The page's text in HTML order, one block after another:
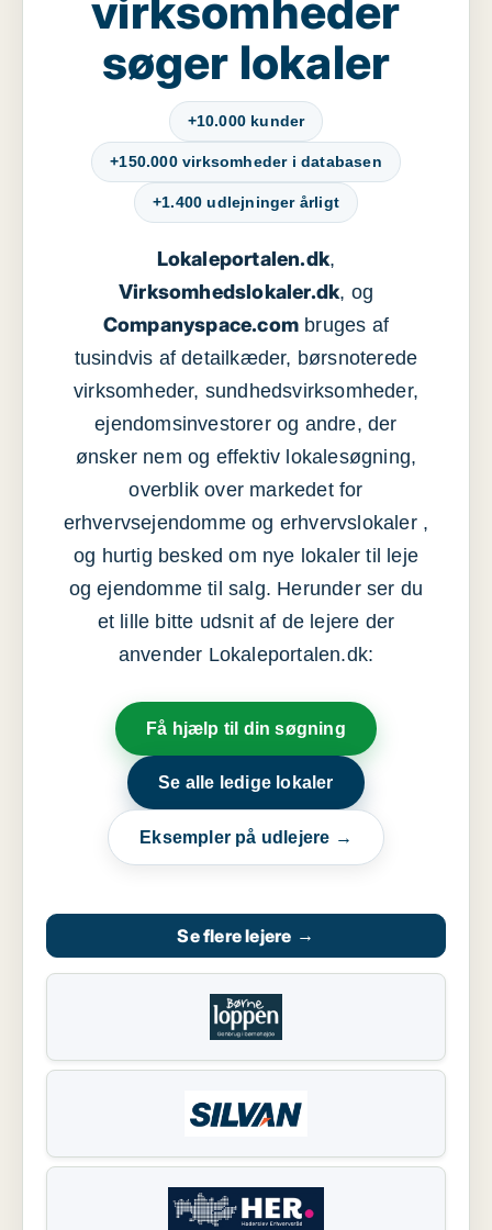
virksomheder
søger lokaler
+10.000 kunder
+150.000 virksomheder i databasen
+1.400 udlejninger årligt
Lokaleportalen.dk,
Virksomhedslokaler.dk, og
Companyspace.com bruges af
tusindvis af detailkæder, børsnoterede
virksomheder, sundhedsvirksomheder,
ejendomsinvestorer og andre, der
ønsker nem og effektiv lokalesøgning,
overblik over markedet for
erhvervsejendomme og erhvervslokaler ,
og hurtig besked om nye lokaler til leje
og ejendomme til salg. Herunder ser du
et lille bitte udsnit af de lejere der
anvender Lokaleportalen.dk:
Få hjælp til din søgning
Se alle ledige lokaler
Eksempler på udlejere →
Se flere lejere →